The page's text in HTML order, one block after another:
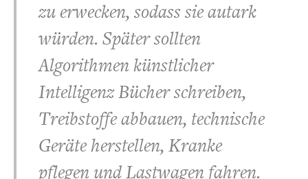
zu erwecken, sodass sie autark
würden. Später sollten
Algorithmen künstlicher
Intelligenz Bücher schreiben,
Treibstoffe abbauen, technische
Geräte herstellen, Kranke
pflegen und Lastwagen fahren.